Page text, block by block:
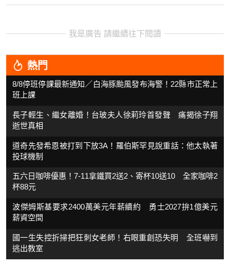
我是廣告 請繼續往下閱讀
熱門
8/8停班停課最新通知／白海豚颱風發布海警！22縣市正常上
班上課
長子輕生、繼女離婚！台玻夫人徐莉玲首發聲 痛揭徐子翔
逝世真相
道奇先發希恩被打到下放3A！羅伯斯罕見說重話：他太執著
投球機制
五六日咖啡優惠！7-11拿鐵買2送2、寄杯10送10 全家咖啡2
杯88元
波傑姆斯基要求2400萬美元年薪續約 勇士2027拚1億美元
薪資空間
國一生失控折掃把狂刺女老師！右眼重創恐失明 全班嚇到
逃出教室